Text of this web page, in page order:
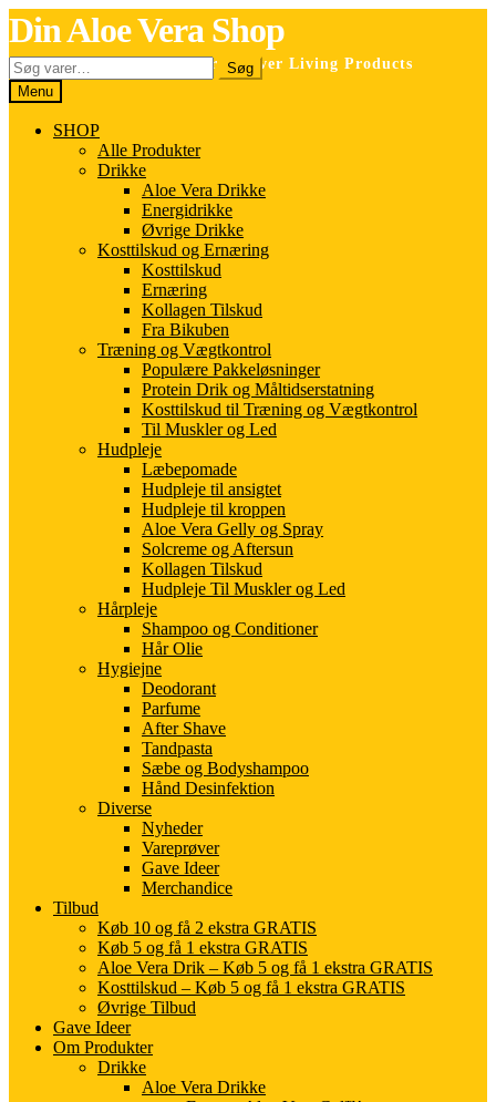
Spring
til
navigation
Spring
til
indhold
Din Aloe Vera Shop
Selvstændig forhandler for Forever Living Products
Søg
efter:
Søg
Menu
SHOP
Alle Produkter
Drikke
Aloe Vera Drikke
Energidrikke
Øvrige Drikke
Kosttilskud og Ernæring
Kosttilskud
Ernæring
Kollagen Tilskud
Fra Bikuben
Træning og Vægtkontrol
Populære Pakkeløsninger
Protein Drik og Måltidserstatning
Kosttilskud til Træning og Vægtkontrol
Til Muskler og Led
Hudpleje
Læbepomade
Hudpleje til ansigtet
Hudpleje til kroppen
Aloe Vera Gelly og Spray
Solcreme og Aftersun
Kollagen Tilskud
Hudpleje Til Muskler og Led
Hårpleje
Shampoo og Conditioner
Hår Olie
Hygiejne
Deodorant
Parfume
After Shave
Tandpasta
Sæbe og Bodyshampoo
Hånd Desinfektion
Diverse
Nyheder
Vareprøver
Gave Ideer
Merchandice
Tilbud
Køb 10 og få 2 ekstra GRATIS
Køb 5 og få 1 ekstra GRATIS
Aloe Vera Drik – Køb 5 og få 1 ekstra GRATIS
Kosttilskud – Køb 5 og få 1 ekstra GRATIS
Øvrige Tilbud
Gave Ideer
Om Produkter
Drikke
Aloe Vera Drikke